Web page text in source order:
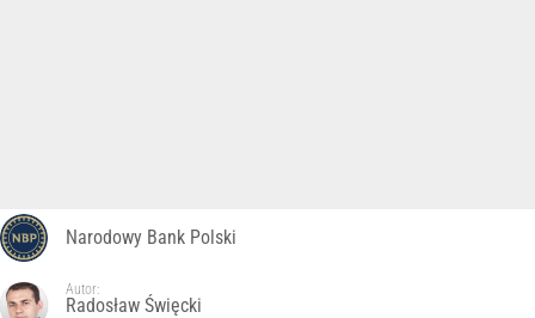
Narodowy Bank Polski
Autor:
Radosław Święcki